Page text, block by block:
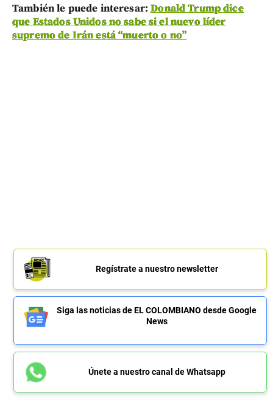
También le puede interesar:Donald Trump dice
que Estados Unidos no sabe si el nuevo líder
supremo de Irán está “muerto o no”
Regístrate a nuestro newsletter
Siga las noticias de EL COLOMBIANO desde Google
News
Únete a nuestro canal de Whatsapp